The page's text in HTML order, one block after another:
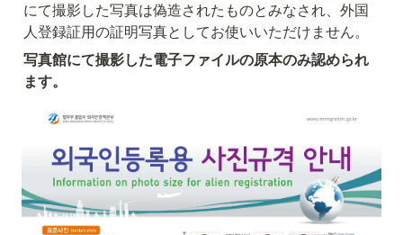
にて撮影した写真は偽造されたものとみなされ、外国
人登録証用の証明写真としてお使いいただけません。
写真館にて撮影した電子ファイルの原本のみ認められ
ます。